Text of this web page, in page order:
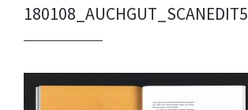
180108_AUCHGUT_SCANEDIT5